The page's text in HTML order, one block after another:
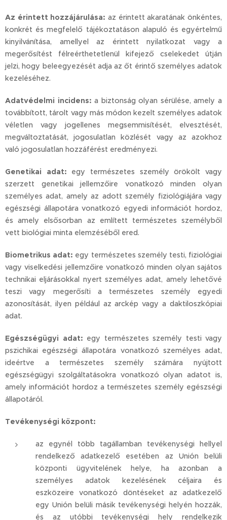
Az érintett hozzájárulása: az érintett akaratának önkéntes,
konkrét és megfelelő tájékoztatáson alapuló és egyértelmű
kinyilvánítása, amellyel az érintett nyilatkozat vagy a
megerősítést félreérthetetlenül kifejező cselekedet útján
jelzi, hogy beleegyezését adja az őt érintő személyes adatok
kezeléséhez.
Adatvédelmi incidens: a biztonság olyan sérülése, amely a
továbbított, tárolt vagy más módon kezelt személyes adatok
véletlen vagy jogellenes megsemmisítését, elvesztését,
megváltoztatását, jogosulatlan közlését vagy az azokhoz
való jogosulatlan hozzáférést eredményezi.
Genetikai adat: egy természetes személy örökölt vagy
szerzett genetikai jellemzőire vonatkozó minden olyan
személyes adat, amely az adott személy fiziológiájára vagy
egészségi állapotára vonatkozó egyedi információt hordoz,
és amely elsősorban az említett természetes személyből
vett biológiai minta elemzéséből ered.
Biometrikus adat: egy természetes személy testi, fiziológiai
vagy viselkedési jellemzőire vonatkozó minden olyan sajátos
technikai eljárásokkal nyert személyes adat, amely lehetővé
teszi vagy megerősíti a természetes személy egyedi
azonosítását, ilyen például az arckép vagy a daktiloszkópiai
adat.
Egészségügyi adat: egy természetes személy testi vagy
pszichikai egészségi állapotára vonatkozó személyes adat,
ideértve a természetes személy számára nyújtott
egészségügyi szolgáltatásokra vonatkozó olyan adatot is,
amely információt hordoz a természetes személy egészségi
állapotáról.
Tevékenységi központ:
az egynél több tagállamban tevékenységi hellyel
rendelkező adatkezelő esetében az Unión belüli
központi ügyvitelének helye, ha azonban a
személyes adatok kezelésének céljaira és
eszközeire vonatkozó döntéseket az adatkezelő
egy Unión belüli másik tevékenységi helyén hozzák,
és az utóbbi tevékenységi hely rendelkezik